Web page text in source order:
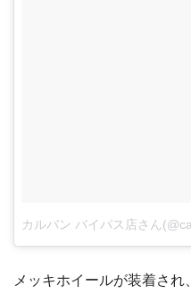
メッキホイールが装着さ